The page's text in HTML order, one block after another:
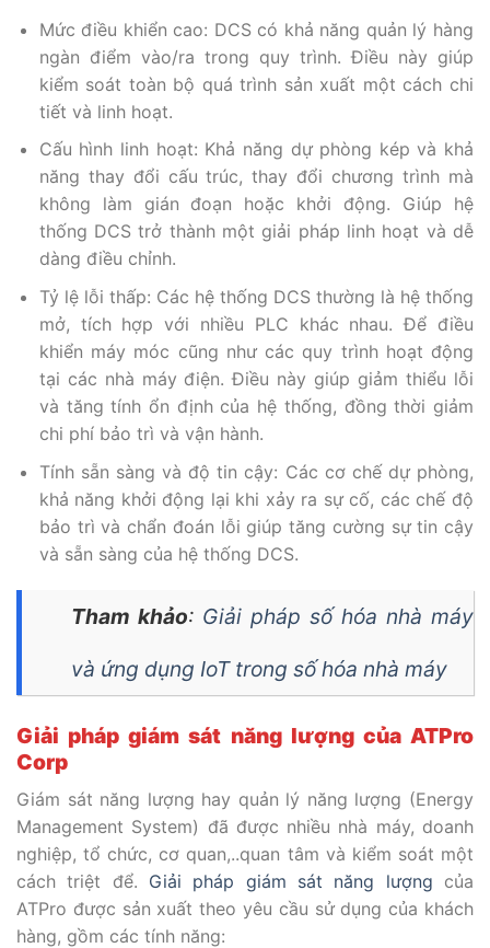
Mức điều khiển cao: DCS có khả năng quản lý hàng
ngàn điểm vào/ra trong quy trình. Điều này giúp
kiểm soát toàn bộ quá trình sản xuất một cách chi
tiết và linh hoạt.
Cấu hình linh hoạt: Khả năng dự phòng kép và khả
năng thay đổi cấu trúc, thay đổi chương trình mà
không làm gián đoạn hoặc khởi động. Giúp hệ
thống DCS trở thành một giải pháp linh hoạt và dễ
dàng điều chỉnh.
Tỷ lệ lỗi thấp: Các hệ thống DCS thường là hệ thống
mở, tích hợp với nhiều PLC khác nhau. Để điều
khiển máy móc cũng như các quy trình hoạt động
tại các nhà máy điện. Điều này giúp giảm thiểu lỗi
và tăng tính ổn định của hệ thống, đồng thời giảm
chi phí bảo trì và vận hành.
Tính sẵn sàng và độ tin cậy: Các cơ chế dự phòng,
khả năng khởi động lại khi xảy ra sự cố, các chế độ
bảo trì và chẩn đoán lỗi giúp tăng cường sự tin cậy
và sẵn sàng của hệ thống DCS.
Tham khảo: Giải pháp số hóa nhà máy
và ứng dụng IoT trong số hóa nhà máy
Giải pháp giám sát năng lượng của ATPro
Corp
Giám sát năng lượng hay quản lý năng lượng (Energy
Management System) đã được nhiều nhà máy, doanh
nghiệp, tổ chức, cơ quan,..quan tâm và kiểm soát một
cách triệt để. Giải pháp giám sát năng lượng của
ATPro được sản xuất theo yêu cầu sử dụng của khách
hàng, gồm các tính năng: